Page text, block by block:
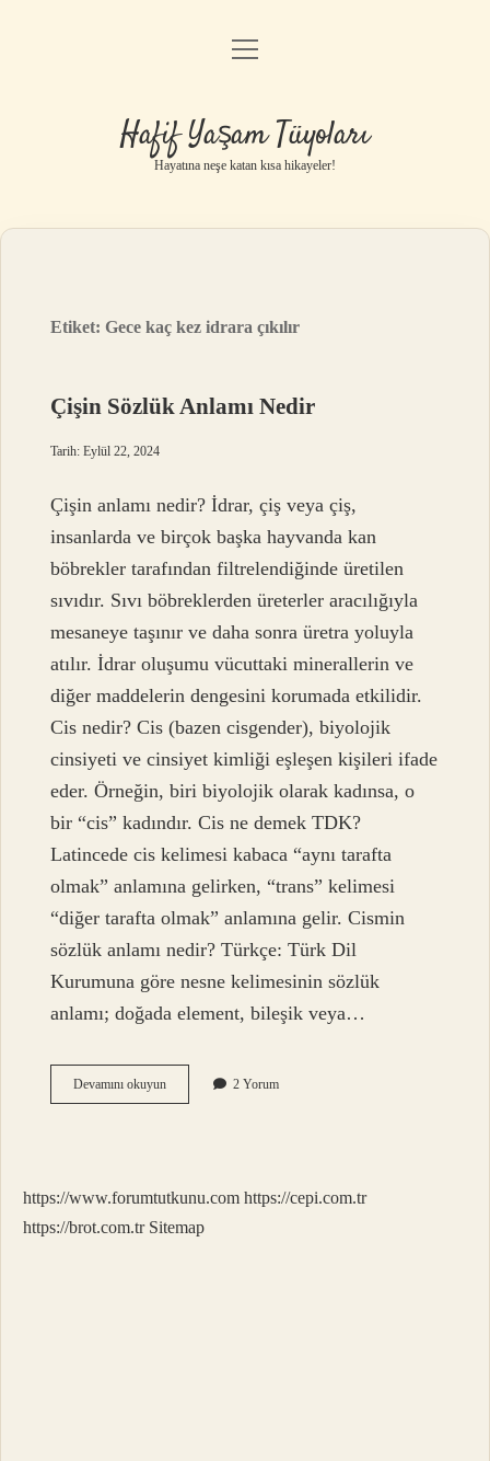
Anasayfa
Yasal Uyarı
menüyü
Hafif Yaşam Tüyoları
Hayatına neşe katan kısa hikayeler!
Etiket:Gece kaç kez idrara çıkılır
Çişin Sözlük Anlamı Nedir
Tarih: Eylül 22, 2024
Çişin anlamı nedir? İdrar, çiş veya çiş,
insanlarda ve birçok başka hayvanda kan
böbrekler tarafından filtrelendiğinde üretilen
sıvıdır. Sıvı böbreklerden üreterler aracılığıyla
mesaneye taşınır ve daha sonra üretra yoluyla
atılır. İdrar oluşumu vücuttaki minerallerin ve
diğer maddelerin dengesini korumada etkilidir.
Cis nedir? Cis (bazen cisgender), biyolojik
cinsiyeti ve cinsiyet kimliği eşleşen kişileri ifade
eder. Örneğin, biri biyolojik olarak kadınsa, o
bir “cis” kadındır. Cis ne demek TDK?
Latincede cis kelimesi kabaca “aynı tarafta
olmak” anlamına gelirken, “trans” kelimesi
“diğer tarafta olmak” anlamına gelir. Cismin
sözlük anlamı nedir? Türkçe: Türk Dil
Kurumuna göre nesne kelimesinin sözlük
anlamı; doğada element, bileşik veya…
Devamını okuyunÇişin
Sözlük
2 Yorum
https://www.forumtutkunu.com https://cepi.com.tr
https://brot.com.tr Sitemap